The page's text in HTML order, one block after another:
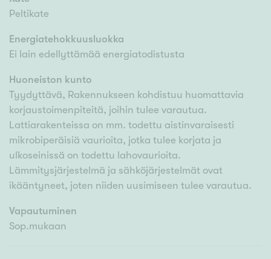
Peltikate
Energiatehokkuusluokka
Ei lain edellyttämää energiatodistusta
Huoneiston kunto
Tyydyttävä, Rakennukseen kohdistuu huomattavia
korjaustoimenpiteitä, joihin tulee varautua.
Lattiarakenteissa on mm. todettu aistinvaraisesti
mikrobiperäisiä vaurioita, jotka tulee korjata ja
ulkoseinissä on todettu lahovaurioita.
Lämmitysjärjestelmä ja sähköjärjestelmät ovat
ikääntyneet, joten niiden uusimiseen tulee varautua.
Vapautuminen
Sop.mukaan